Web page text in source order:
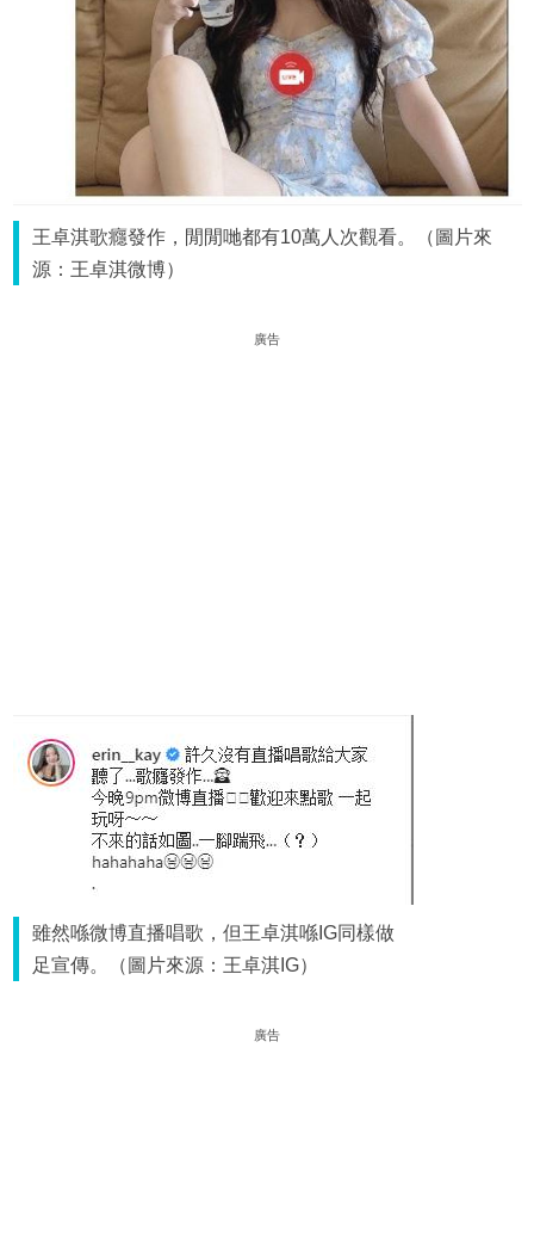
王卓淇歌癮發作，閒閒哋都有10萬人次觀看。（圖片來
源：王卓淇微博）
廣告
雖然喺微博直播唱歌，但王卓淇喺IG同樣做
足宣傳。（圖片來源：王卓淇IG）
廣告